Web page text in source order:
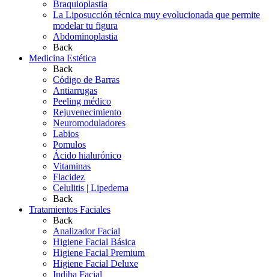
Braquioplastia
La Liposucción técnica muy evolucionada que permite
modelar tu figura
Abdominoplastia
Back
Medicina Estética
Back
Código de Barras
Antiarrugas
Peeling médico
Rejuvenecimiento
Neuromoduladores
Labios
Pomulos
Ácido hialurónico
Vitaminas
Flacidez
Celulitis | Lipedema
Back
Tratamientos Faciales
Back
Analizador Facial
Higiene Facial Básica
Higiene Facial Premium
Higiene Facial Deluxe
Indiba Facial